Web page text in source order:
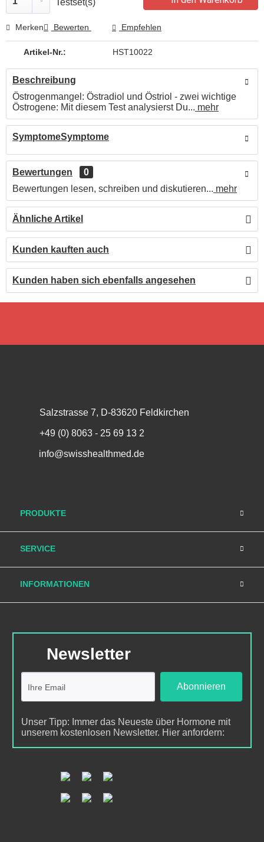
Testset(s)
Merken Bewerten Empfehlen
Artikel-Nr.: HST10022
Beschreibung
Östrogenmangel: Östradiol und Östriol - zwei wichtige
Östrogene: Mit diesem Test analysierst Du... mehr
SymptomeSymptome
Bewertungen
0
Bewertungen lesen, schreiben und diskutieren... mehr
Ähnliche Artikel
Kunden kauften auch
Kunden haben sich ebenfalls angesehen
Salzstrasse 7, D-83620 Feldkirchen
+49 (0) 8063 - 25 69 13 2
info@swisshealthmed.de
PRODUKTE
SERVICE
INFORMATIONEN
Newsletter
Abonnieren
Unser Tipp: Immer das Neueste über Hormone mit
unserem kostenlosen Newsletter. Hier anfordern: